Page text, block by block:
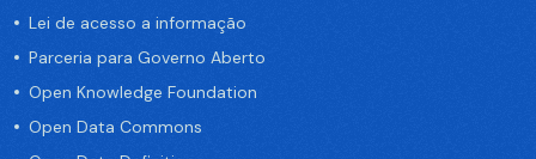
Lei de acesso a informação
Parceria para Governo Aberto
Open Knowledge Foundation
Open Data Commons